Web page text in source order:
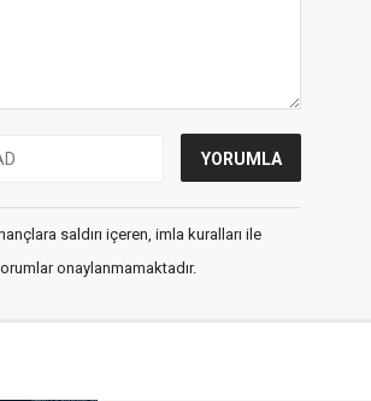
saldırı içeren, imla kuralları ile
onaylanmamaktadır.